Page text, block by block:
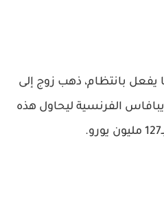
يفعل بانتظام، ذهب زوج إلى
الفرنسية ليحاول هذه